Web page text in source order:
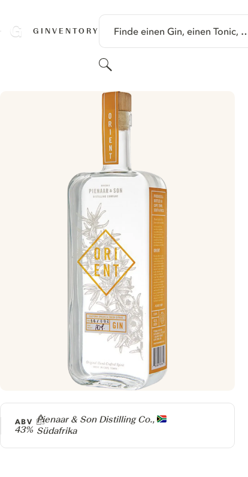
GINVENTORY Finde einen Gin, einen Tonic, …
Suchen
Producer
Pienaar & Son Distilling Co.,
Südafrika
ABV
43%